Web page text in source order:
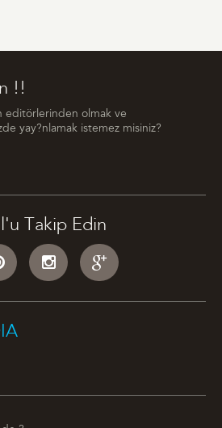
!!
editörlerinden olmak ve
yay?nlamak istemez misiniz?
Takip Edin